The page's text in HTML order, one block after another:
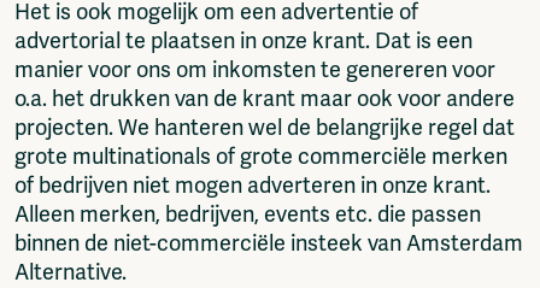
Het is ook mogelijk om een advertentie of
advertorial te plaatsen in onze krant. Dat is een
manier voor ons om inkomsten te genereren voor
o.a. het drukken van de krant maar ook voor andere
projecten. We hanteren wel de belangrijke regel dat
grote multinationals of grote commerciële merken
of bedrijven niet mogen adverteren in onze krant.
Alleen merken, bedrijven, events etc. die passen
binnen de niet-commerciële insteek van Amsterdam
Alternative.